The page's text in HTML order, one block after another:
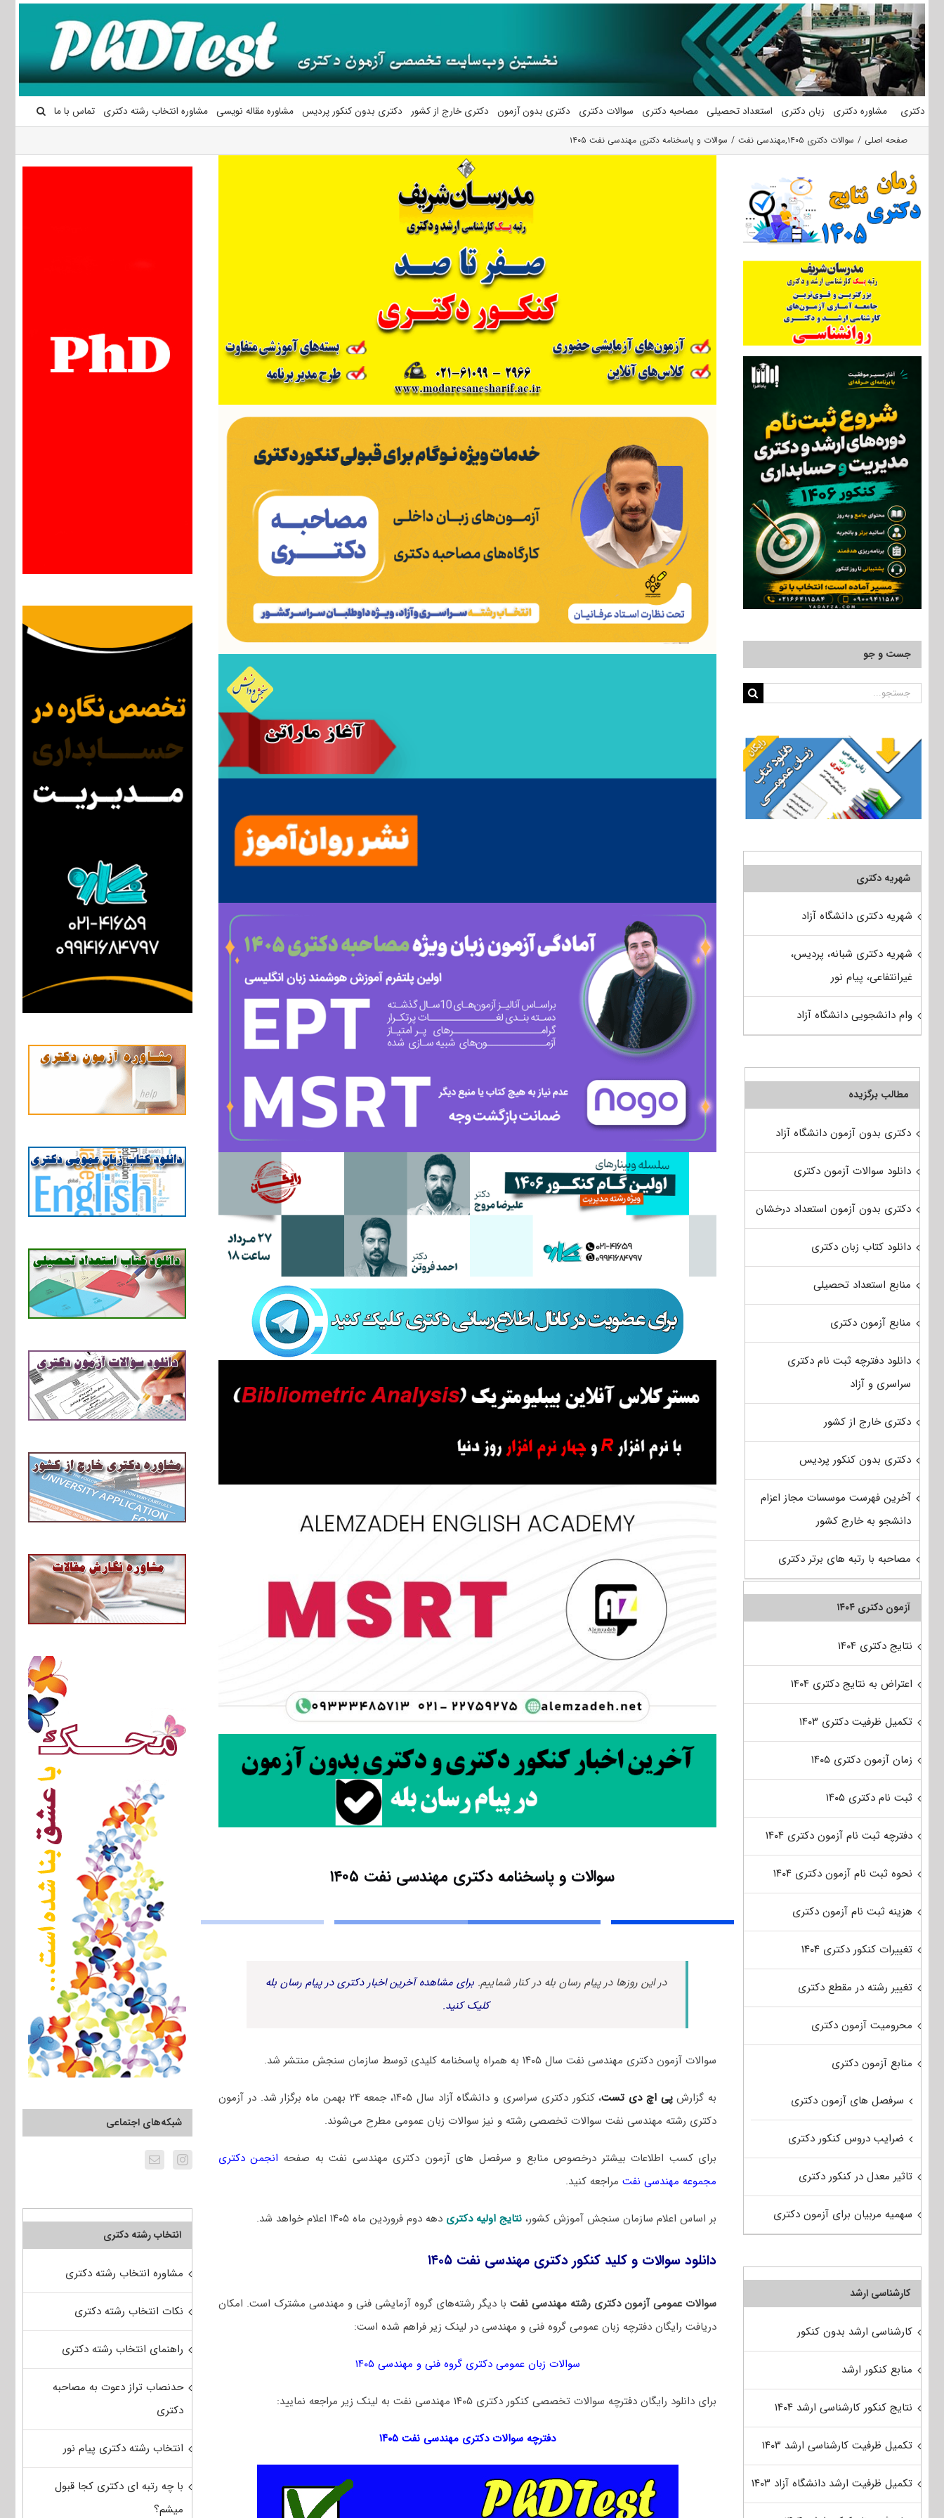
محتوا
دکتری مشاوره دکتری زبان دکتری استعداد تحصیلی مصاحبه دکتری سوالات دکتری دکتری بدون آزمون دکتری خارج از کشور دکتری بدون کنکور پردیس مشاوره مقاله نویسی مشاوره انتخاب رشته دکتری تماس با ما
صفحه اصلی سوالات دکتری ۱۴۰۵ ,مهندسی نفت سوالات و پاسخنامه دکتری مهندسی نفت ۱۴۰۵
سوالات و پاسخنامه دکتری مهندسی نفت ۱۴۰۵
در این روزها در پیام رسان بله در کنار شماییم. برای مشاهده آخرین اخبار دکتری در پیام رسان بله
کلیک کنید.
سوالات آزمون دکتری مهندسی نفت سال ۱۴۰۵ به همراه پاسخنامه کلیدی توسط سازمان سنجش منتشر شد.
به گزارشپی اچ دی تست
، کنکور دکتری سراسری و دانشگاه آزاد سال ۱۴۰۵، جمعه ۲۴ بهمن ماه برگزار شد. در آزمون
دکتری رشته مهندسی نفت سوالات تخصصی رشته و نیز سوالات زبان عمومی مطرح می‌شوند.
برای کسب اطلاعات بیشتر درخصوص منابع و سرفصل های آزمون دکتری مهندسی نفت به صفحه انجمن دکتری
مجموعه مهندسی نفتمراجعه کنید.
بر اساس اعلام سازمان سنجش آموزش کشور، نتایج اولیه دکتری دهه دوم فروردین ماه ۱۴۰۵ اعلام خواهد شد.
دانلود سوالات و کلید کنکور دکتری مهندسی نفت ۱۴۰۵
سوالات عمومی آزمون دکتری رشته مهندسی نفتبا دیگر رشته‌های گروه آزمایشی فنی و مهندسی مشترک است. امکان
دریافت رایگان دفترچه زبان عمومی گروه فنی و مهندسی در لینک‌ زیر فراهم شده است:
سوالات زبان عمومی دکتری گروه فنی و مهندسی ۱۴۰۵
برای دانلود رایگان دفترچه سوالات تخصصی کنکور دکتری ۱۴۰۵ مهندسی نفت به لینک زیر مراجعه نمایید:
دفترچه سوالات دکتری مهندسی نفت ۱۴۰۵
شبکه‌های اجتماعی
انتخاب رشته دکتری
مشاوره انتخاب رشته دکتری
نکات انتخاب رشته دکتری
راهنمای انتخاب رشته دکتری
حدنصاب تراز دعوت به مصاحبه
دکتری
انتخاب رشته دکتری پیام نور
با چه رتبه ای دکتری کجا قبول
میشم؟
جست و جو
جستجو
شهریه دکتری
شهریه دکتری دانشگاه آزاد
شهریه دکتری شبانه، پردیس،
غیرانتفاعی، پیام نور
وام دانشجویی دانشگاه آزاد
مطالب برگزیده
دکتری بدون آزمون دانشگاه آزاد
دانلود سوالات آزمون دکتری
دکتری بدون آزمون استعداد درخشان
دانلود کتاب زبان دکتری
منابع استعداد تحصیلی
منابع آزمون دکتری
دانلود دفترچه ثبت نام دکتری
سراسری و آزاد
دکتری خارج از کشور
دکتری بدون کنکور پردیس
آخرین فهرست موسسات مجاز اعزام
دانشجو به خارج کشور
مصاحبه با رتبه های برتر دکتری
آزمون دکتری ۱۴۰۴
نتایج دکتری ۱۴۰۴
اعتراض به نتایج دکتری ۱۴۰۴
تکمیل ظرفیت دکتری ۱۴۰۳
زمان آزمون دکتری ۱۴۰۵
ثبت نام دکتری ۱۴۰۵
دفترچه ثبت نام آزمون دکتری ۱۴۰۴
نحوه ثبت نام آزمون دکتری ۱۴۰۴
هزینه ثبت نام آزمون دکتری
تغییرات کنکور دکتری ۱۴۰۴
تغییر رشته در مقطع دکتری
محرومیت آزمون دکتری
منابع آزمون دکتری
سرفصل های آزمون دکتری
ضرایب دروس کنکور دکتری
تاثیر معدل در کنکور دکتری
سهمیه مربیان برای آزمون دکتری
کارشناسی ارشد
کارشناسی ارشد بدون کنکور
منابع کنکور ارشد
نتایج کنکور کارشناسی ارشد ۱۴۰۴
تکمیل ظرفیت کارشناسی ارشد ۱۴۰۳
تکمیل ظرفیت ارشد دانشگاه آزاد ۱۴۰۳